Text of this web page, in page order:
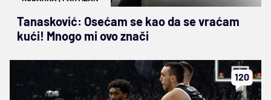
Tanasković: Osećam se kao da se vraćam
kući! Mnogo mi ovo znači
120